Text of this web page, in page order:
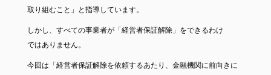
取り組むこと」と指導しています。
しかし、すべての事業者が「経営者保証解除」をできるわけ
ではありません。
今回は「経営者保証解除を依頼するあたり、金融機関に前向きに